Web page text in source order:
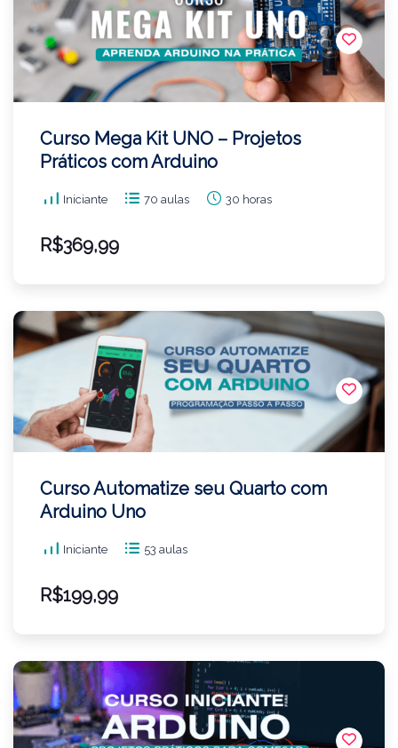
Curso Mega Kit UNO – Projetos
Práticos com Arduino
Iniciante 70 aulas 30 horas
R$369,99
Curso Automatize seu Quarto com
Arduino Uno
Iniciante 53 aulas
R$199,99